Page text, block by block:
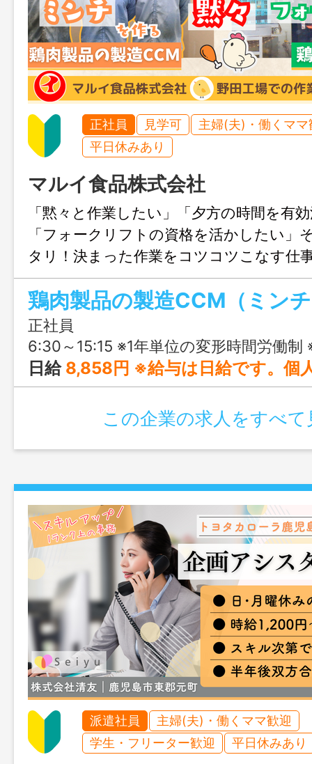
正社員 見学可
主婦(夫)・働くママ
平日休みあり
マルイ食品株式会社
「黙々と作業したい」「夕方の時間を有
「フォークリフトの資格を活かしたい」
タリ！決まった作業をコツコツこなす仕
賞与や手当など福利厚生も充実しており
く働いています。未経験からでも安心し
よ！
鶏肉製品の製造CCM（ミン
正社員
6:30～15:15 ※1年単位の変形時間労働制 ※※所定の労働日・休日・始業終業時刻は勤務シフト表により決定し、週平
日給 8,858円 ※給与は日給です。個人の勤務年数・出勤率により変動します。 賞与については、夏・冬の２回支給の合計額を記載しています。 会社の業績、個人の勤務年数・出勤率により変動します。 月給：
この企業の求人をすべて
派遣社員
主婦(夫)・働くママ歓迎
学生・フリーター歓迎
平日休みあり